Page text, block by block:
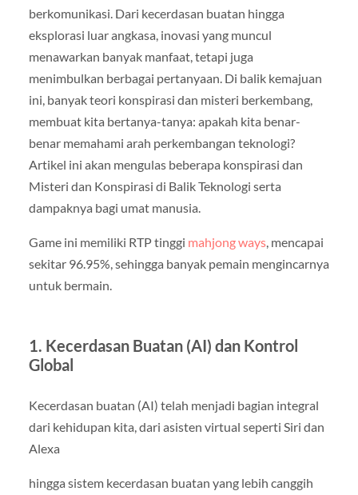
berkomunikasi. Dari kecerdasan buatan hingga
eksplorasi luar angkasa, inovasi yang muncul
menawarkan banyak manfaat, tetapi juga
menimbulkan berbagai pertanyaan. Di balik kemajuan
ini, banyak teori konspirasi dan misteri berkembang,
membuat kita bertanya-tanya: apakah kita benar-
benar memahami arah perkembangan teknologi?
Artikel ini akan mengulas beberapa konspirasi dan
Misteri dan Konspirasi di Balik Teknologi serta
dampaknya bagi umat manusia.
Game ini memiliki RTP tinggi mahjong ways, mencapai
sekitar 96.95%, sehingga banyak pemain mengincarnya
untuk bermain.
1. Kecerdasan Buatan (AI) dan Kontrol
Global
Kecerdasan buatan (AI) telah menjadi bagian integral
dari kehidupan kita, dari asisten virtual seperti Siri dan
Alexa
hingga sistem kecerdasan buatan yang lebih canggih